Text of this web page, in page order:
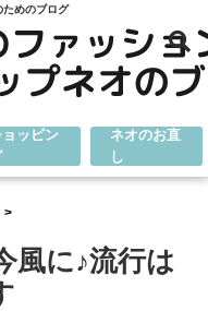
ためのブログ
ョッピン
ネオのお直
し
風に♪流行は